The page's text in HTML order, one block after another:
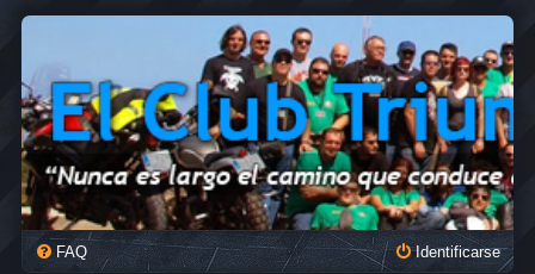
FAQ Identificarse